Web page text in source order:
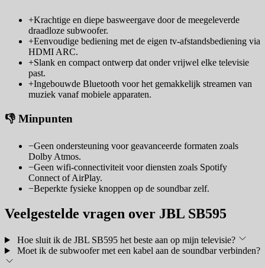
+Krachtige en diepe basweergave door de meegeleverde
draadloze subwoofer.
+Eenvoudige bediening met de eigen tv-afstandsbediening via
HDMI ARC.
+Slank en compact ontwerp dat onder vrijwel elke televisie
past.
+Ingebouwde Bluetooth voor het gemakkelijk streamen van
muziek vanaf mobiele apparaten.
👎 Minpunten
−Geen ondersteuning voor geavanceerde formaten zoals
Dolby Atmos.
−Geen wifi-connectiviteit voor diensten zoals Spotify
Connect of AirPlay.
−Beperkte fysieke knoppen op de soundbar zelf.
Veelgestelde vragen over JBL SB595
Hoe sluit ik de JBL SB595 het beste aan op mijn televisie?
Moet ik de subwoofer met een kabel aan de soundbar verbinden?